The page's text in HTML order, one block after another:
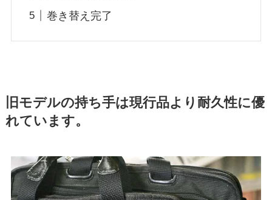
巻き替え完了
旧モデルの持ち手は現行品より耐久性に優
れています。